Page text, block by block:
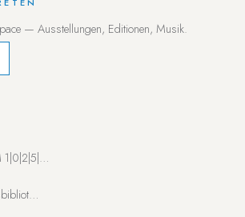
— Ausstellungen, Editionen, Musik.
1|0|2|5|…